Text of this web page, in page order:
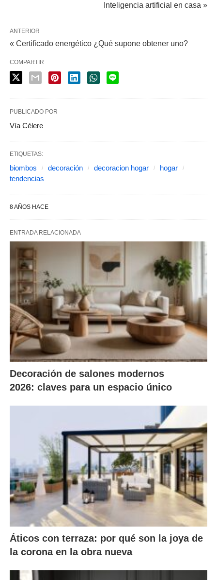
Inteligencia artificial en casa »
ANTERIOR
« Certificado energético ¿Qué supone obtener uno?
COMPARTIR
PUBLICADO POR
Vía Célere
ETIQUETAS:
biombos decoración decoracion hogar
hogar
tendencias
8 AÑOS HACE
ENTRADA RELACIONADA
Decoración de salones modernos
2026: claves para un espacio único
Áticos con terraza: por qué son la joya de
la corona en la obra nueva